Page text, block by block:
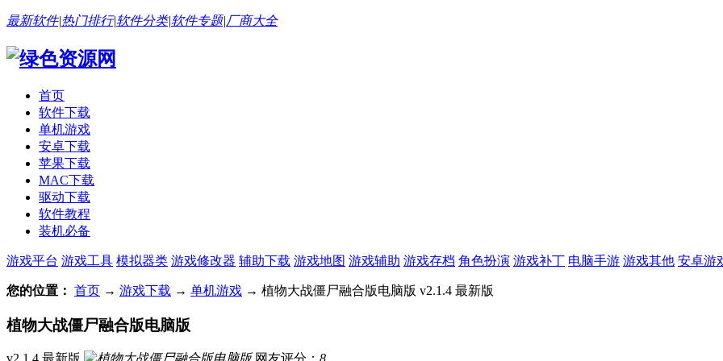
最新软件|热门排行|软件分类|软件专题|厂商大全
首页
软件下载
单机游戏
安卓下载
苹果下载
MAC下载
驱动下载
软件教程
装机必备
游戏平台 游戏工具 模拟器类 游戏修改器 辅助下载 游戏地图 游戏辅助 游戏存档 角色扮演 游戏补丁 电脑手游 游戏其他 安卓游
您的位置： 首页 → 游戏下载 → 单机游戏 → 植物大战僵尸融合版电脑版 v2.1.4 最新版
植物大战僵尸融合版电脑版